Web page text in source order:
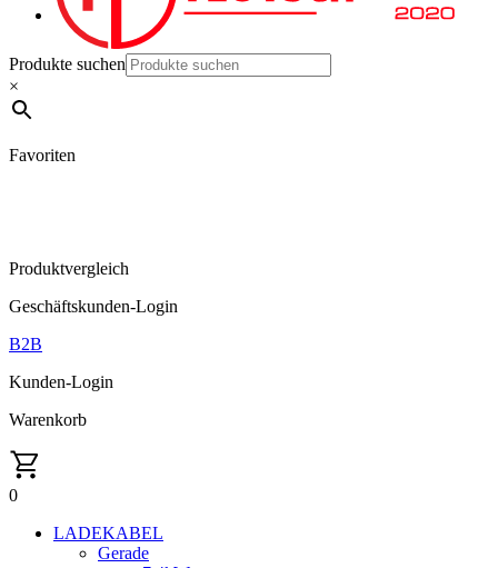
Produkte suchen
×
Favoriten
Produktvergleich
Geschäftskunden-Login
B2B
Kunden-Login
Warenkorb
0
LADEKABEL
Gerade